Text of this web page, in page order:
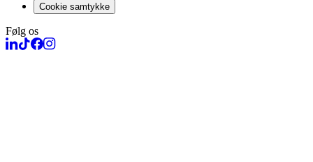
Cookie samtykke
Følg os